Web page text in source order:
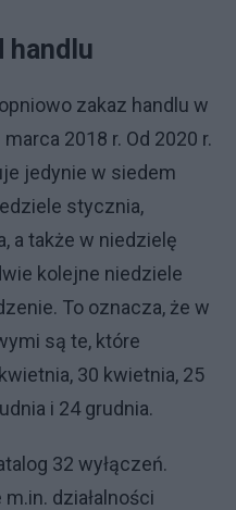
handlu
zakaz handlu w
2018 r. Od 2020 r.
jedynie w siedem
stycznia,
a także w niedzielę
kolejne niedziele
To oznacza, że w
są te, które
30 kwietnia, 25
i 24 grudnia.
32 wyłączeń.
działalności